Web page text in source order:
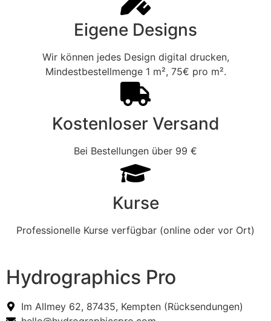
Eigene Designs
Wir können jedes Design digital drucken,
Mindestbestellmenge 1 m², 75€ pro m².
Kostenloser Versand
Bei Bestellungen über 99 €
Kurse
Professionelle Kurse verfügbar (online oder vor Ort)
Hydrographics Pro
Im Allmey 62, 87435, Kempten (Rücksendungen)